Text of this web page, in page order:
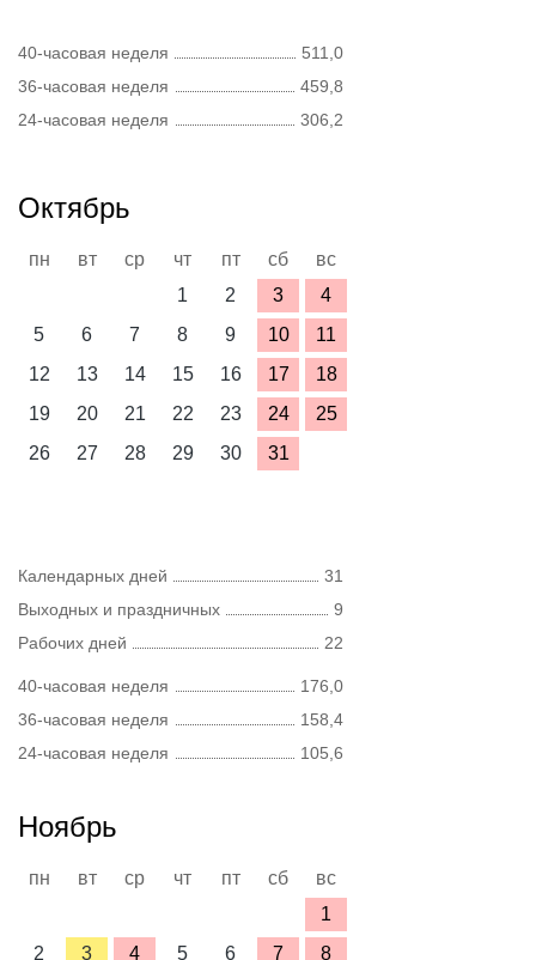
40-часовая неделя
511,0
36-часовая неделя
459,8
24-часовая неделя
306,2
Октябрь
пн вт ср чт пт сб
вс
1
2 3
4
5
6 7 8 9 10
11
12
13 14 15 16 17
18
19
20 21 22 23 24
25
26
27 28 29 30 31
Календарных дней
31
Выходных и праздничных
9
Рабочих дней
22
40-часовая неделя
176,0
36-часовая неделя
158,4
24-часовая неделя
105,6
Ноябрь
пн вт ср чт пт сб
вс
1
2
3 4 5 6 7 8